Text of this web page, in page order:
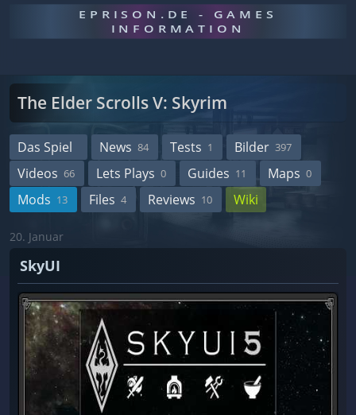
EPRISON.DE - GAMES
INFORMATION
The Elder Scrolls V: Skyrim
Das Spiel News 84 Tests 1 Bilder 397
Videos 66 Lets Plays 0 Guides 11 Maps 0
Mods 13 Files 4 Reviews 10 Wiki
20. Januar
SkyUI